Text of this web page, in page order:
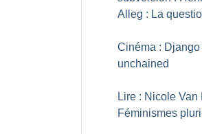
Alleg : La
Cinéma : Django
unchained
Lire : Nicole Van
Féminismes